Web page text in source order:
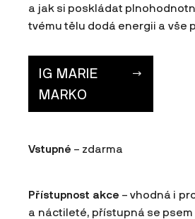
a jak si poskládat
tvému tělu dodá energii a vše
IG MARIE
MARKO
Vstupné – zdarma
Přístupnost akce – vhodná i
a náctileté, přístupná se psem